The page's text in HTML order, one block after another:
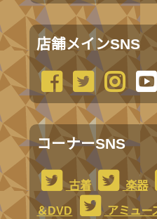
店舗メインSNS
コーナーSNS
古着 楽器
＆DVD
アミュー